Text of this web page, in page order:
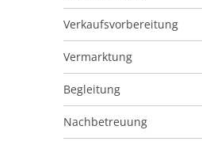
Verkaufsvorbereitung
Vermarktung
Begleitung
Nachbetreuung